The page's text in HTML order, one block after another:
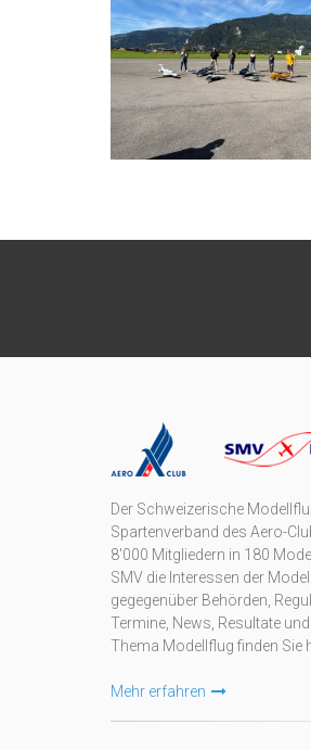
Der Schweizerische
Spartenverband des Aero-
8'000 Mitgliedern in 180
SMV die Interessen der
gegegenüber Behörden,
Termine, News, Resultate
Thema Modellflug finden Sie
Mehr erfahren